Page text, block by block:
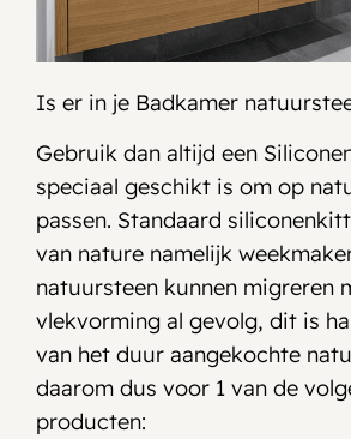
Is er in je Badkamer
Gebruik dan altijd een
speciaal geschikt is om op
passen. Standaard
van nature namelijk
natuursteen kunnen migreren
vlekvorming al gevolg, dit is
van het duur aangekochte
daarom dus voor 1 van de
producten: